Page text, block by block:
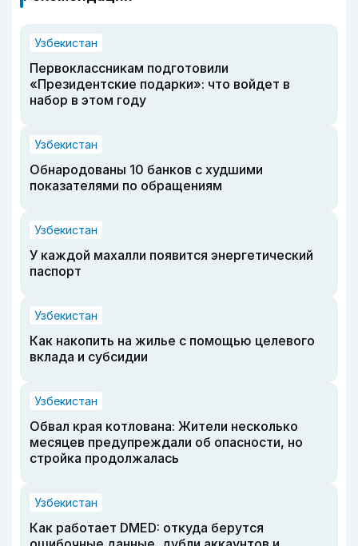
Узбекистан
Первоклассникам подготовили
«Президентские подарки»: что войдет в
набор в этом году
Узбекистан
Обнародованы 10 банков с худшими
показателями по обращениям
Узбекистан
У каждой махалли появится энергетический
паспорт
Узбекистан
Как накопить на жилье с помощью целевого
вклада и субсидии
Узбекистан
Обвал края котлована: Жители несколько
месяцев предупреждали об опасности, но
стройка продолжалась
Узбекистан
Как работает DMED: откуда берутся